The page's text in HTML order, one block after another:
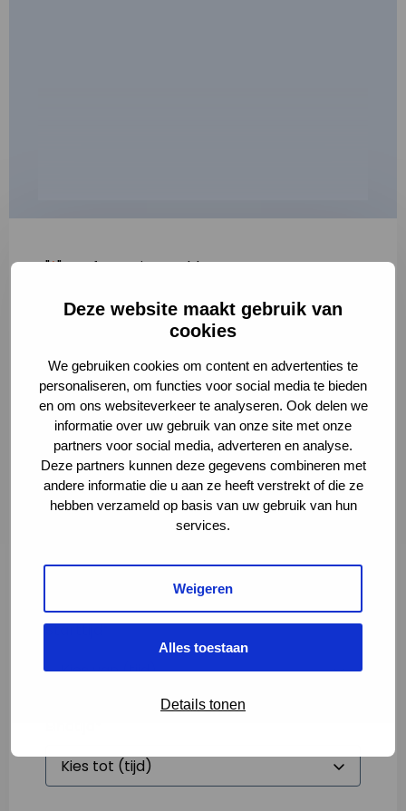
Deze website maakt gebruik van
cookies
We gebruiken cookies om content en advertenties te
personaliseren, om functies voor social media te bieden
en om ons websiteverkeer te analyseren. Ook delen we
informatie over uw gebruik van onze site met onze
partners voor social media, adverteren en analyse.
Deze partners kunnen deze gegevens combineren met
andere informatie die u aan ze heeft verstrekt of die ze
hebben verzameld op basis van uw gebruik van hun
services.
Weigeren
Alles toestaan
Details tonen
"*" geeft vereiste velden aan
2
Volledige omschrijving*
Starttijd*